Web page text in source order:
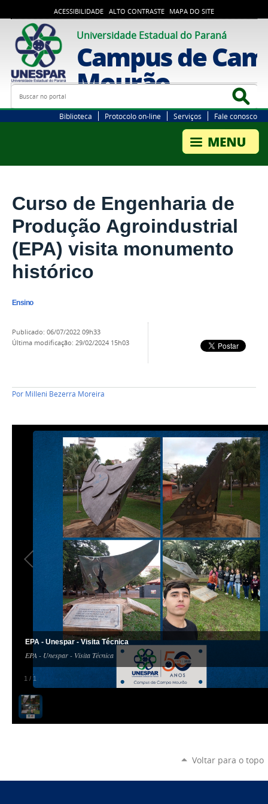
ACESSIBILIDADE ALTO CONTRASTE MAPA DO SITE
Universidade Estadual do Paraná
Campus de
Mourão
Busca
Biblioteca Protocolo on-line Serviços Fale conosco
Curso de Engenharia de
Produção Agroindustrial
(EPA) visita monumento
histórico
Ensino
publicado: 06/07/2022 09h33
última modificação: 29/02/2024 15h03
Por Milleni Bezerra Moreira
1 / 1
EPA - Unespar - Visita Técnica
EPA - Unespar - Visita Técnica
Voltar para o topo